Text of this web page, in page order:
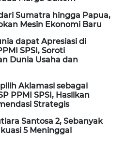
Sumatra hingga Papua,
Mesin Ekonomi Baru
dapat Apresiasi di
SPSI, Soroti
Dunia Usaha dan
Aklamasi sebagai
PPMI SPSI, Hasilkan
Strategis
Santosa 2, Sebanyak
5 Meninggal